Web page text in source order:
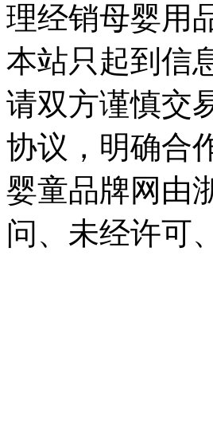
理经销母婴用
本站只起到信
请双方谨慎交
协议，明确合
婴童品牌网由
问、未经许可